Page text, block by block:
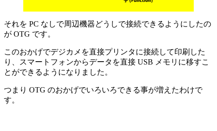
それを PC なしで周辺機器どうしで接続できるようにしたの
が OTG です。
このおかげでデジカメを直接プリンタに接続して印刷した
り、スマートフォンからデータを直接 USB メモリに移すこ
とができるようになりました。
つまり OTG のおかげでいろいろできる事が増えたわけで
す。